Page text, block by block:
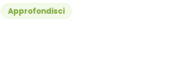
Approfondisci